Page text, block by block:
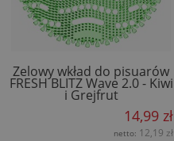
Żelowy wkład do pisuarów
FRESH BLITZ Wave 2.0 - Kiwi
i Grejfrut
14,99 zł
netto: 12,19 zł